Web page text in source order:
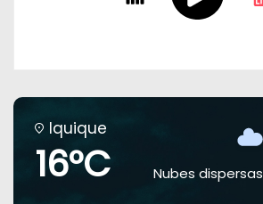
Iquique
16°C Nubes dispersas